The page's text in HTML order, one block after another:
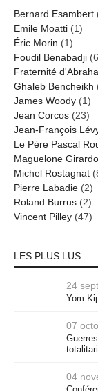
Bernard Esambert
Emile Moatti (1)
Éric Morin (1)
Foudil Benabadji
Fraternité
Ghaleb Bencheikh
James Woody (1)
Jean Corcos (23)
Jean-François
Le Père Pascal
Maguelone
Michel Rostagnat
Pierre Labadie (2)
Roland Burrus (2)
Vincent Pilley (47)
LES PLUS LUS
24
Yom
07
04